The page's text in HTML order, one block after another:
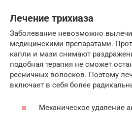
Лечение трихиаза
Заболевание невозможно
медицинскими препаратами.
капли и мази снимают
подобная терапия не сможет
ресничных волосков. Поэтому
включает в себя более
Механическое удаление